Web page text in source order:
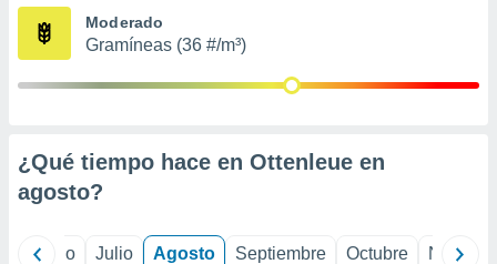
1199
Moderado
Gramíneas (36 #/m³)
¿Qué tiempo hace en Ottenleue en
agosto?
Junio Julio Agosto Septiembre Octubre